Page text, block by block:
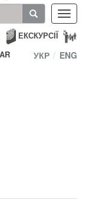
ЕКСКУРСІЇ
УКР ENG